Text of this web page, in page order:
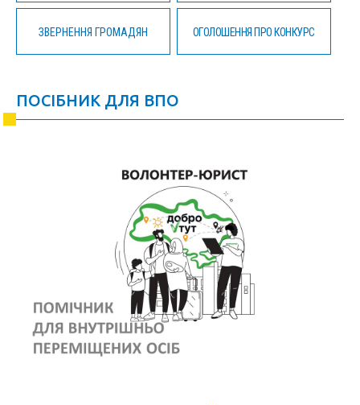
ЗВЕРНЕННЯ ГРОМАДЯН ОГОЛОШЕННЯ ПРО КОНКУРС
ПОСІБНИК ДЛЯ ВПО